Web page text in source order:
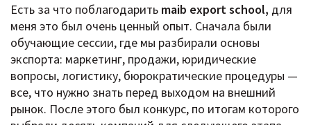
Есть за что поблагодарить maib export school, для
меня это был очень ценный опыт. Сначала были
обучающие сессии, где мы разбирали основы
экспорта: маркетинг, продажи, юридические
вопросы, логистику, бюрократические процедуры —
все, что нужно знать перед выходом на внешний
рынок. После этого был конкурс, по итогам которого